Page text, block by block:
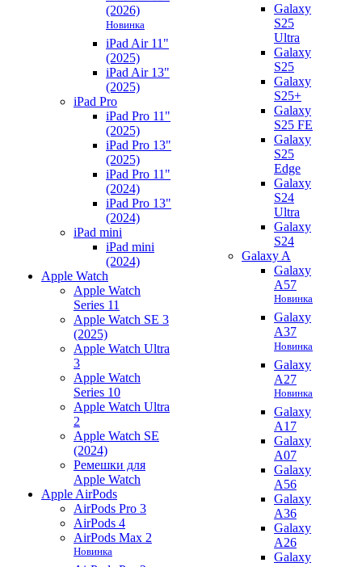
(2026)
Новинка
iPad Air 11"
(2025)
iPad Air 13"
(2025)
iPad Pro
iPad Pro 11"
(2025)
iPad Pro 13"
(2025)
iPad Pro 11"
(2024)
iPad Pro 13"
(2024)
iPad mini
iPad mini
(2024)
Apple Watch
Apple Watch
Series 11
Apple Watch SE 3
(2025)
Apple Watch Ultra
3
Apple Watch
Series 10
Apple Watch Ultra
2
Apple Watch SE
(2024)
Ремешки для
Apple Watch
Apple AirPods
AirPods Pro 3
AirPods 4
AirPods Max 2
Новинка
Galaxy
S25
Ultra
Galaxy
S25
Galaxy
S25+
Galaxy
S25 FE
Galaxy
S25
Edge
Galaxy
S24
Ultra
Galaxy
S24
Galaxy A
Galaxy
A57
Новинка
Galaxy
A37
Новинка
Galaxy
A27
Новинка
Galaxy
A17
Galaxy
A07
Galaxy
A56
Galaxy
A36
Galaxy
A26
Galaxy